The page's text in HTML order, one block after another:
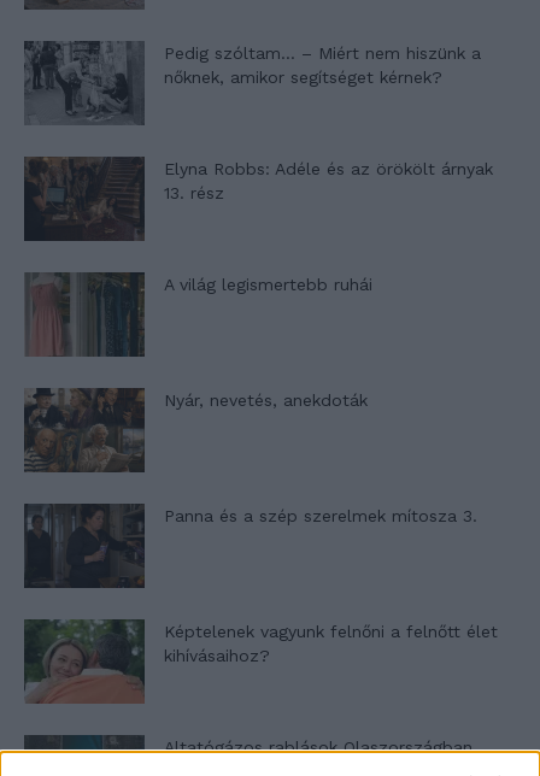
Pedig szóltam… – Miért nem hiszünk a
nőknek, amikor segítséget kérnek?
Elyna Robbs: Adéle és az örökölt árnyak
13. rész
A világ legismertebb ruhái
Nyár, nevetés, anekdoták
Panna és a szép szerelmek mítosza 3.
Képtelenek vagyunk felnőni a felnőtt élet
kihívásaihoz?
Altatógázos rablások Olaszországban